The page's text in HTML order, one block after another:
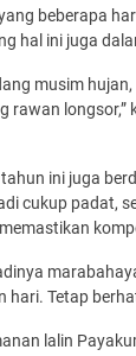
beberapa
hal ini juga
musim
rawan
ini juga
cukup padat,
hari. Tetap
lalin